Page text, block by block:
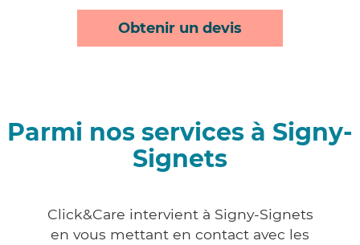
Obtenir un devis
Parmi nos services à Signy-
Signets
Click&Care intervient à Signy-Signets
en vous mettant en contact avec les